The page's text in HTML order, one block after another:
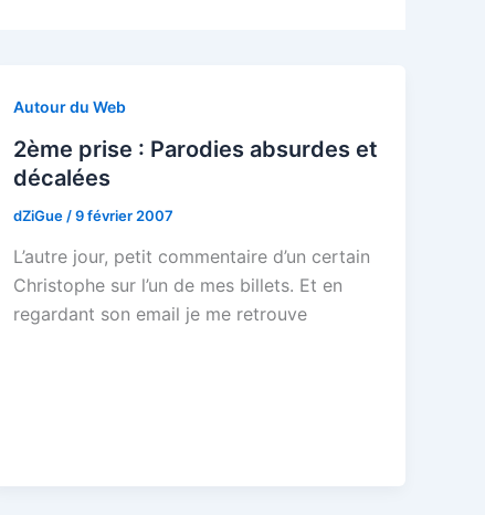
Autour du Web
2ème prise : Parodies absurdes et
décalées
dZiGue /9 février 2007
L’autre jour, petit commentaire d’un certain
Christophe sur l’un de mes billets. Et en
regardant son email je me retrouve